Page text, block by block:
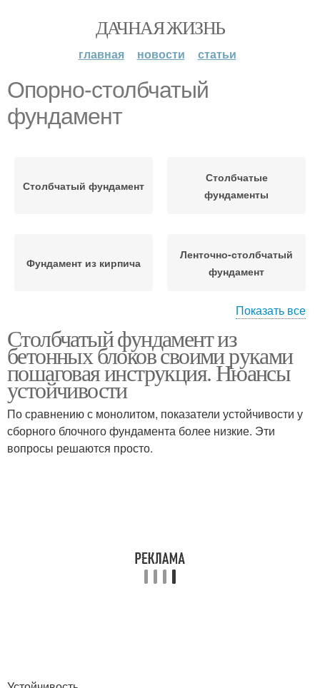
ДАЧНАЯ ЖИЗНЬ
главная новости статьи
Опорно-столбчатый
фундамент
Столбчатый фундамент
Столбчатые
фундаменты
Фундамент из кирпича
Ленточно-столбчатый
фундамент
Материал для данных
фундаментов
Деревянный фундамент
Фундамент из дерева
Показать все
Столбчатый фундамент из
бетонных блоков своими руками
пошаговая инструкция. Нюансы
устойчивости
По сравнению с монолитом, показатели устойчивости у
сборного блочного фундамента более низкие. Эти
вопросы решаются просто.